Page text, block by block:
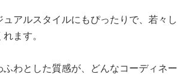
ュアルスタイルにもぴったりで、若々し
ます。
わとした質感が、どんなコーディネー